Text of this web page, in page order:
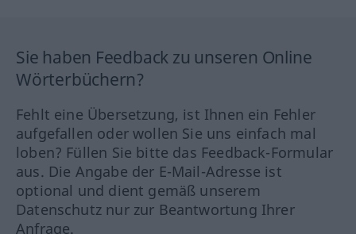
Sie haben Feedback zu unseren Online
Wörterbüchern?
Fehlt eine Übersetzung, ist Ihnen ein Fehler
aufgefallen oder wollen Sie uns einfach mal
loben? Füllen Sie bitte das Feedback-Formular
aus. Die Angabe der E-Mail-Adresse ist
optional und dient gemäß unserem
Datenschutz nur zur Beantwortung Ihrer
Anfrage.